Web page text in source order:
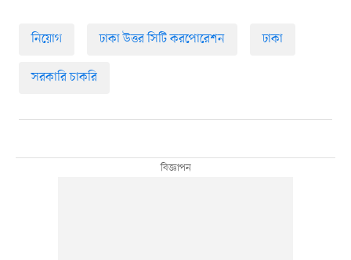
নিয়োগ ঢাকা উত্তর সিটি করপোরেশন ঢাকা
সরকারি চাকরি